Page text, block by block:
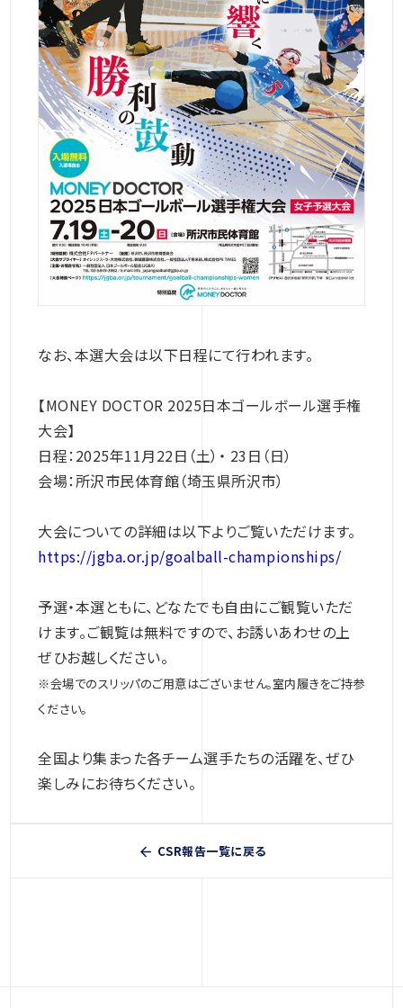
なお、本選大会は以下日程にて行われます。
【MONEY DOCTOR 2025日本ゴールボール選手権
大会】
日程：2025年11月22日（土）・ 23日（日）
会場：所沢市民体育館（埼玉県所沢市）
大会についての詳細は以下よりご覧いただけます。
https://jgba.or.jp/goalball-championships/
予選・本選ともに、どなたでも自由にご観覧いただ
けます。ご観覧は無料ですので、お誘いあわせの上
ぜひお越しください。
※会場でのスリッパのご用意はございません。室内履きをご持参
ください。
全国より集まった各チーム選手たちの活躍を、ぜひ
楽しみにお待ちください。
CSR報告一覧に戻る